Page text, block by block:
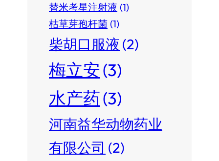
替米考星注射液 (1)
枯草芽孢杆菌 (1)
柴胡口服液 (2)
梅立安(3)
水产药(3)
河南益华动物药业
有限公司 (2)